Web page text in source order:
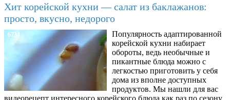
Хит корейской кухни — салат из баклажанов:
просто, вкусно, недорого
6734
Популярность адаптированной
корейской кухни набирает
обороты, ведь необычные и
пикантные блюда можно с
легкостью приготовить у себя
дома из вполне доступных
продуктов. Мы нашли для вас
видеорецепт интересного корейского блюда как раз по сезону